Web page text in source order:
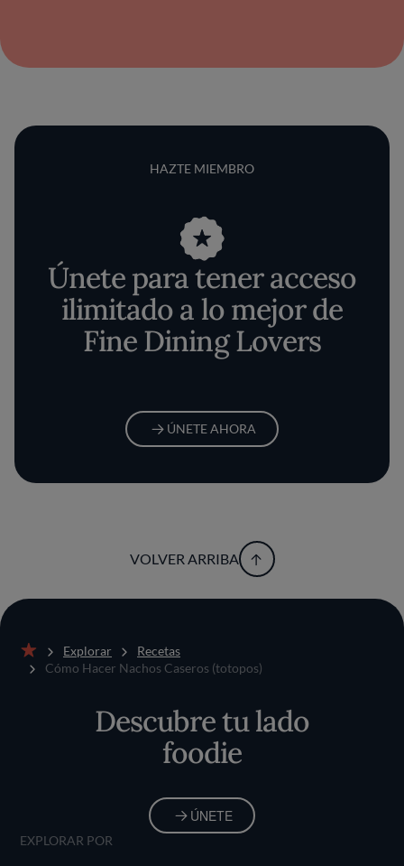
HAZTE MIEMBRO
Únete para tener acceso
ilimitado a lo mejor de
Fine Dining Lovers
ÚNETE AHORA
VOLVER ARRIBA
Inicio
Explorar
Recetas
Cómo Hacer Nachos Caseros (totopos)
Descubre tu lado
foodie
ÚNETE
EXPLORAR POR